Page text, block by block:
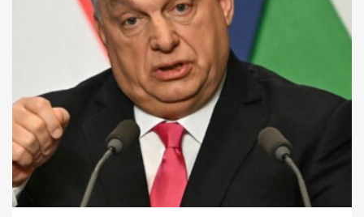
Sürgősen vérre van szüksége
a Jóban Rosszban...